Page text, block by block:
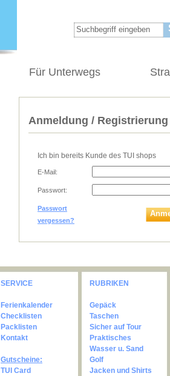
Für Unterwegs
Anmeldung / Registrierung
Ich bin bereits Kunde des TUI shops
E-Mail:
Passwort:
Passwort
vergessen?
SERVICE
Ferienkalender
Checklisten
Packlisten
Kontakt
Gutscheine:
TUI Card
RUBRIKEN
Gepäck
Taschen
Sicher auf Tour
Praktisches
Wasser u. Sand
Golf
Jacken und Shirts